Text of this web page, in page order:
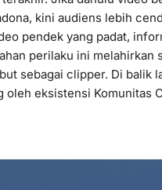
kini audiens lebih
pendek yang padat,
perilaku ini melahirkan
sebagai clipper. Di balik
oleh eksistensi Komunitas